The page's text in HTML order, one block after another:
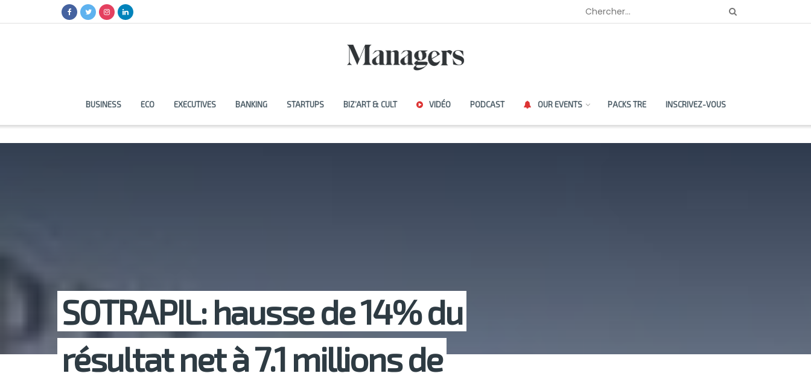
BUSINESS ECO EXECUTIVES BANKING STARTUPS BIZ’ART & CULT VIDÉO PODCAST OUR EVENTS PACKS TRE INSCRIVEZ-VOUS
SOTRAPIL: hausse de 14% du
résultat net à 7.1 millions de